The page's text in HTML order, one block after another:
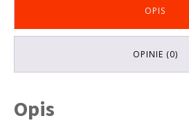
OPIS
OPINIE (0)
Opis